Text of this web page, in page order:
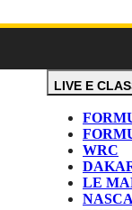
LIVE E
WRC
LE